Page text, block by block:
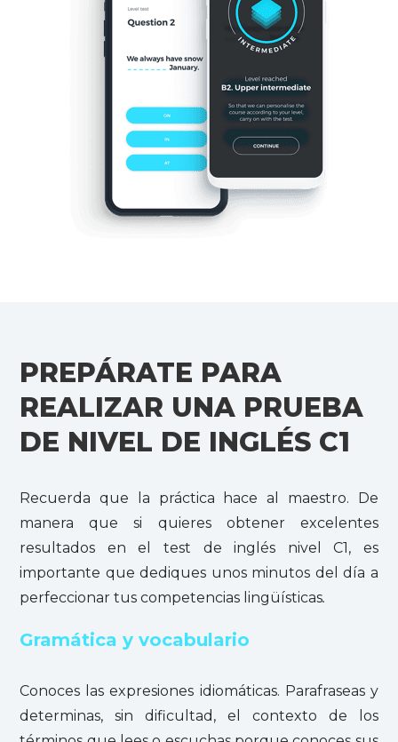
PREPÁRATE PARA
REALIZAR UNA PRUEBA
DE NIVEL DE INGLÉS C1
Recuerda que la práctica hace al maestro. De
manera que si quieres obtener excelentes
resultados en el test de inglés nivel C1, es
importante que dediques unos minutos del día a
perfeccionar tus competencias lingüísticas.
Gramática y vocabulario
Conoces las expresiones idiomáticas. Parafraseas y
determinas, sin dificultad, el contexto de los